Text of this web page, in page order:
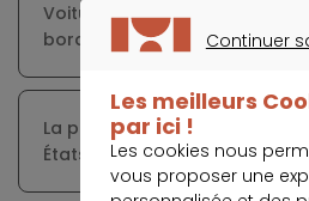
Voiture de luxe : le marché de
bord de l’asphyxie
La production de crédit
États-Unis tombe à un seuil
Continuer
Les meilleurs
par ici !
Les cookies nous
vous proposer une